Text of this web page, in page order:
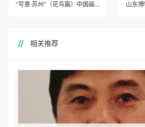
“写意·苏州”（花鸟篇）中国画双年展作品展
相关推荐